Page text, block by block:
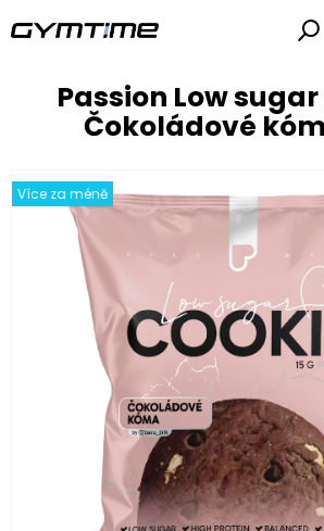
na
Passion Low
Čokoládové
Více za méně